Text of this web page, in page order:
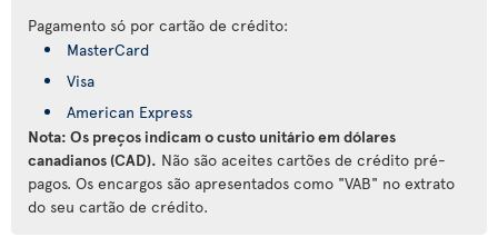
Pagamento só por cartão de crédito:
MasterCard
Visa
American Express
Nota: Os preços indicam o custo unitário em dólares
canadianos (CAD). Não são aceites cartões de crédito pré-
pagos. Os encargos são apresentados como "VAB" no extrato
do seu cartão de crédito.